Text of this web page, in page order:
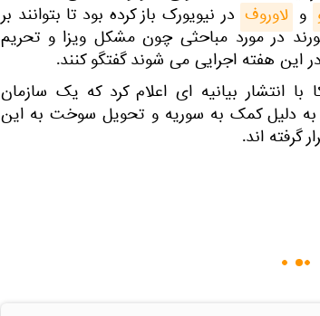
و لاوروف در نیویورک باز کرده بود تا بتوانند بر
در مورد مباحثی چون مشکل ویزا و تحریم
هفته اجرایی می شوند گفتگو کنند.
با انتشار بیانیه ای اعلام کرد که یک سازمان
دلیل کمک به سوریه و تحویل سوخت به این
گرفته اند.